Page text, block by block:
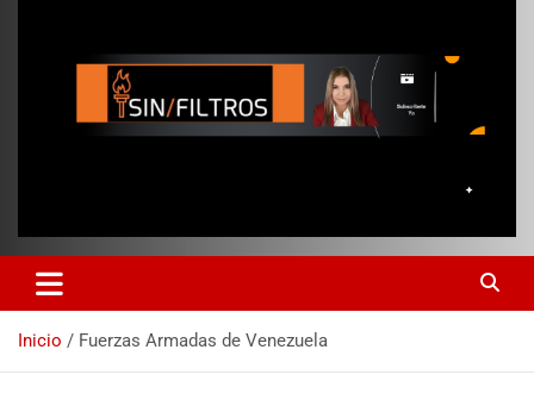
Inicio Fuerzas Armadas de Venezuela